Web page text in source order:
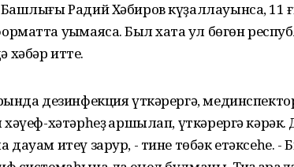
Радий Хәбиров күҙаллауынса, 11
уҡымаясаҡ. Был хаҡта ул бөгөн
хәбәр итте.
дезинфекция үткәрергә,
хәтәрһеҙ ҡаршылап, үткәрергә
дауам итеү зарур, - тине төбәк етәксеһе.